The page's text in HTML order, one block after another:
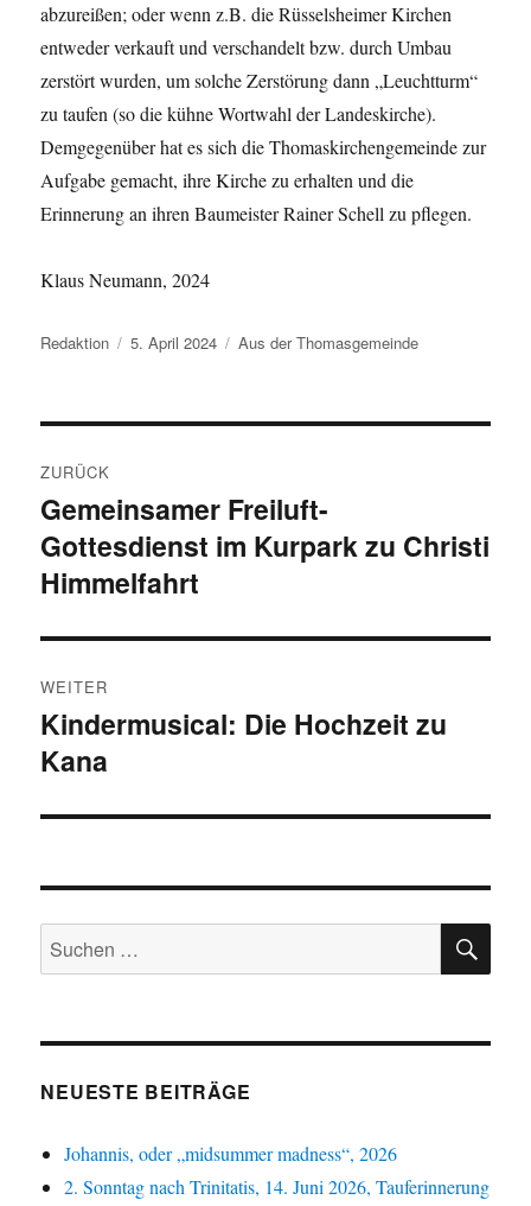
abzureißen; oder wenn z.B. die Rüsselsheimer Kirchen
entweder verkauft und verschandelt bzw. durch Umbau
zerstört wurden, um solche Zerstörung dann „Leuchtturm“
zu taufen (so die kühne Wortwahl der Landeskirche).
Demgegenüber hat es sich die Thomaskirchengemeinde zur
Aufgabe gemacht, ihre Kirche zu erhalten und die
Erinnerung an ihren Baumeister Rainer Schell zu pflegen.
Klaus Neumann, 2024
Autor
Redaktion
Veröffentlicht
5. April 2024 Kategorien
Aus der Thomasgemeinde
ZURÜCK
Vorheriger
Beitrag:
Gemeinsamer Freiluft-
Gottesdienst im Kurpark zu Christi
Himmelfahrt
WEITER
Nächster
Beitrag:
Kindermusical: Die Hochzeit zu
Kana
Suchen
nach:
NEUESTE BEITRÄGE
Johannis, oder „midsummer madness“, 2026
2. Sonntag nach Trinitatis, 14. Juni 2026, Tauferinnerung